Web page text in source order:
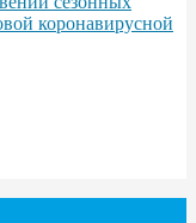
коронавирусной